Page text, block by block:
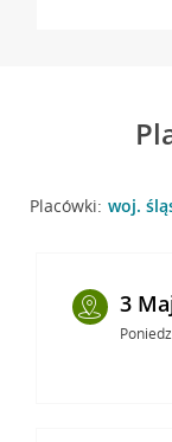
Placówki: woj.
3